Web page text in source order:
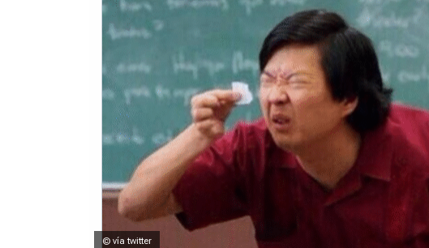
© vía twitter